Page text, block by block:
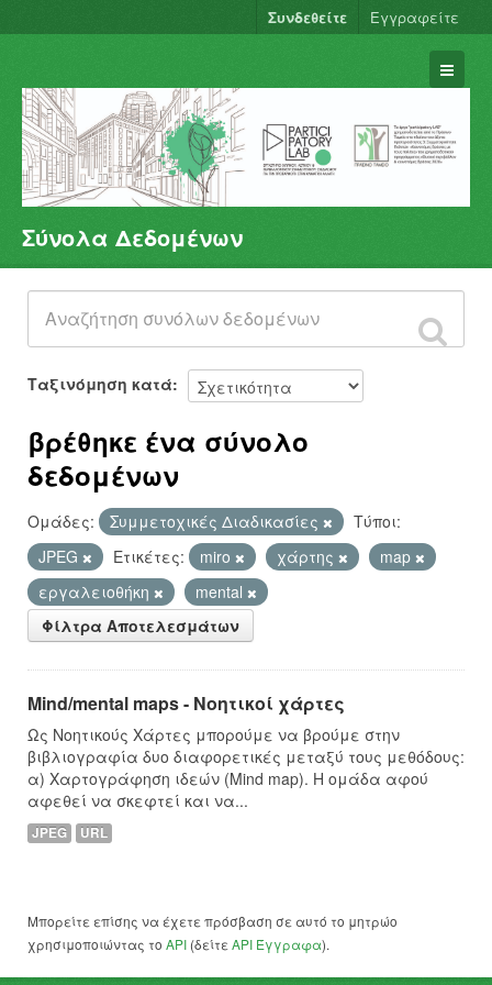
Συνδεθείτε Εγγραφείτε
Σύνολα Δεδομένων
Φορείς
Ομάδες
Σχετικά
Σύνολα Δεδομένων
Ταξινόμηση κατά
βρέθηκε ένα σύνολο
δεδομένων
Ομάδες: Συμμετοχικές Διαδικασίες
Τύποι:
JPEG
Ετικέτες: miro χάρτης
map
εργαλειοθήκη
mental
Φίλτρα Αποτελεσμάτων
Mind/mental maps - Νοητικοί χάρτες
Ως Νοητικούς Χάρτες μπορούμε να βρούμε στην
βιβλιογραφία δυο διαφορετικές μεταξύ τους μεθόδους:
α) Χαρτογράφηση ιδεών (Mind map). Η ομάδα αφού
αφεθεί να σκεφτεί και να...
JPEG URL
Μπορείτε επίσης να έχετε πρόσβαση σε αυτό το μητρώο
χρησιμοποιώντας το API (δείτε API Έγγραφα).